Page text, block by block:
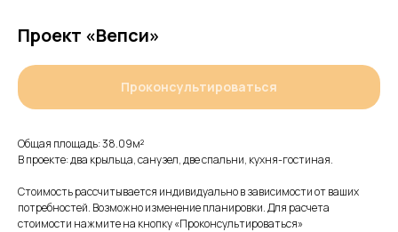
Проект «Вепси»
Проконсультироваться
Общая площадь: 38.09м²
В проекте: два крыльца, санузел, две спальни, кухня-гостиная.
Стоимость рассчитывается индивидуально в зависимости от ваших
потребностей. Возможно изменение планировки. Для расчета
стоимости нажмите на кнопку «Проконсультироваться»